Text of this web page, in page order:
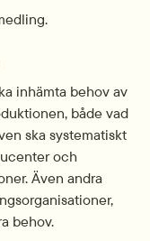
inhämta behov av
både vad
ska systematiskt
och
Även andra
behov.